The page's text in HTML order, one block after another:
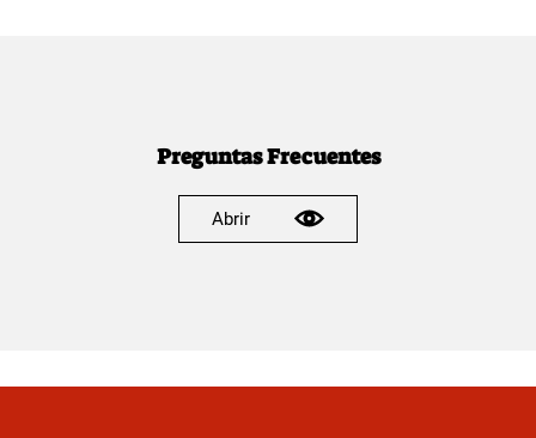
Preguntas Frecuentes
Abrir